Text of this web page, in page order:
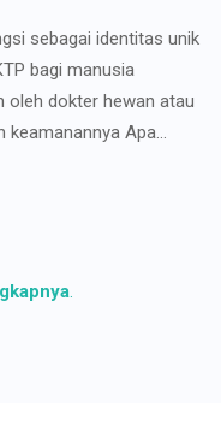
sebagai identitas unik
bagi manusia
oleh dokter hewan atau
Apa...